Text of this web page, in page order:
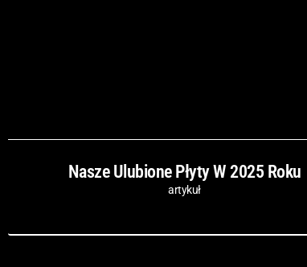
Nasze Ulubione Płyty W 2025 Roku
artykuł